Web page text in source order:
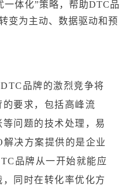
体化”策略，帮助DTC品
变为主动、数据驱动和预
品牌的激烈竞争将
要求，包括高峰流
问题的技术处理，易
决方案提供的是企业
品牌从一开始就能应
同时在转化率优化方